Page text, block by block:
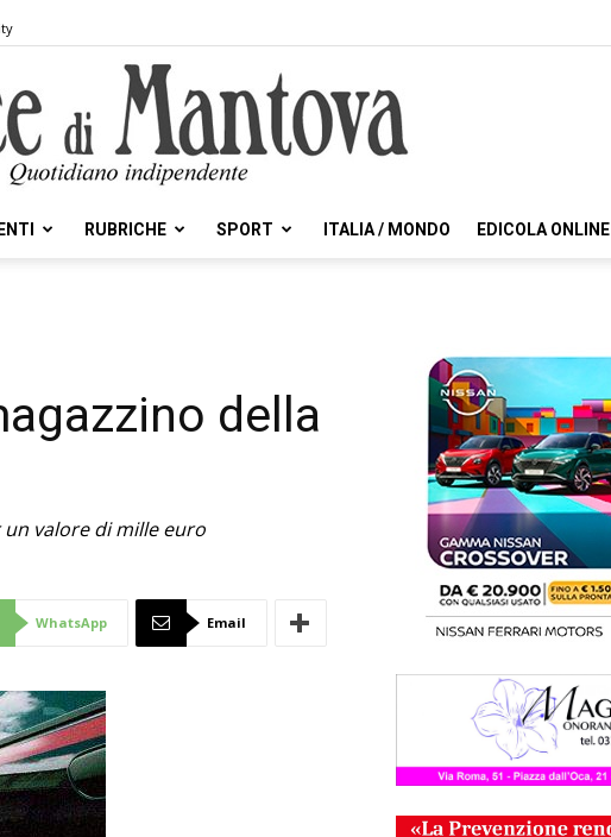
Voce
RUBRICHE SPORT ITALIA / MONDO EDICOLA ONLINE
della
valore di mille euro
WhatsApp Email